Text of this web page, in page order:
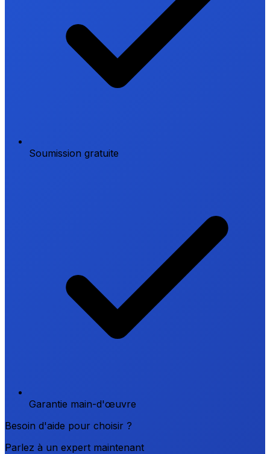
Soumission gratuite
Garantie main-d'œuvre
Besoin d'aide pour choisir ?
Parlez à un expert maintenant